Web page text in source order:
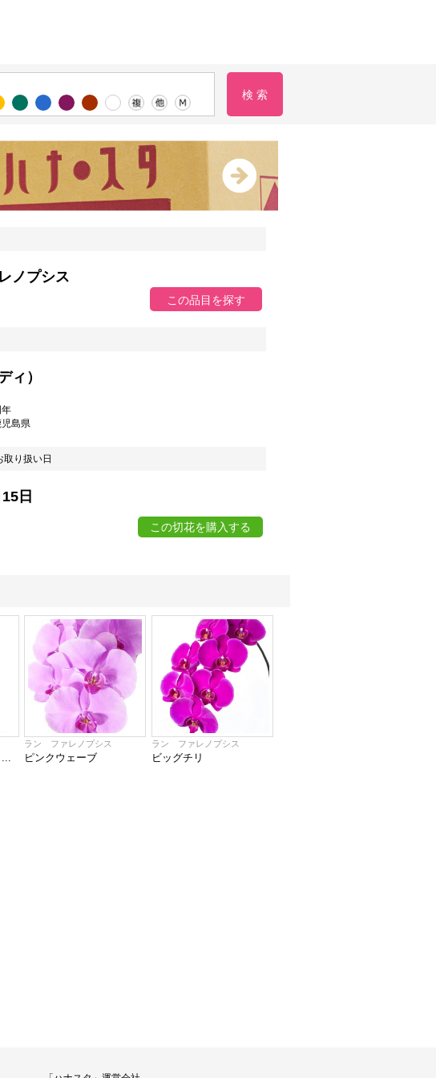
ノプシス
ィ）
児島県
り扱い日
日
この切花を購入する
ラン ファレノプシス
ピンクウェーブ
ラン ファレノプシス
ビッグチリ